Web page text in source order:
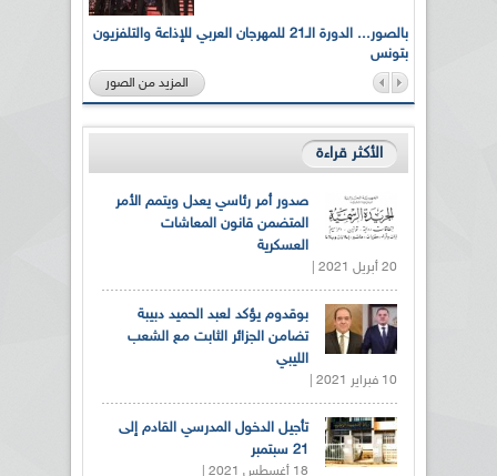
بالصور... الدورة الـ21 للمهرجان العربي للإذاعة والتلفزيون
بتونس
المزيد من الصور
الأكثر قراءة
صدور أمر رئاسي يعدل ويتمم الأمر
المتضمن قانون المعاشات
العسكرية
20 أبريل 2021 |
بوقدوم يؤكد لعبد الحميد دبيبة
تضامن الجزائر الثابت مع الشعب
الليبي
10 فبراير 2021 |
تأجيل الدخول المدرسي القادم إلى
21 سبتمبر
18 أغسطس 2021 |